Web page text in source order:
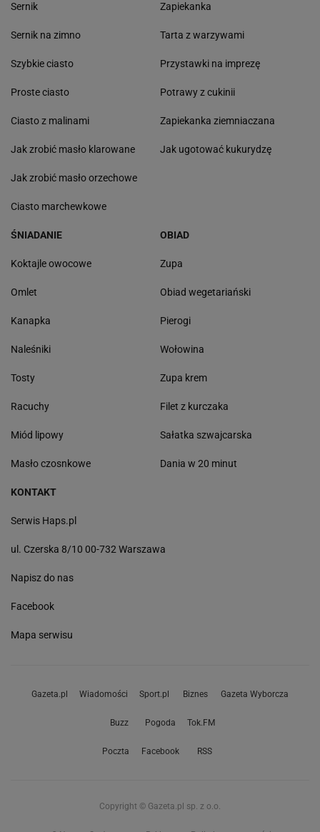
Sernik
Sernik na zimno
Szybkie ciasto
Proste ciasto
Ciasto z malinami
Jak zrobić masło klarowane
Jak zrobić masło orzechowe
Ciasto marchewkowe
Zapiekanka
Tarta z warzywami
Przystawki na imprezę
Potrawy z cukinii
Zapiekanka ziemniaczana
Jak ugotować kukurydzę
ŚNIADANIE
Koktajle owocowe
Omlet
Kanapka
Naleśniki
Tosty
Racuchy
Miód lipowy
Masło czosnkowe
OBIAD
Zupa
Obiad wegetariański
Pierogi
Wołowina
Zupa krem
Filet z kurczaka
Sałatka szwajcarska
Dania w 20 minut
KONTAKT
Serwis Haps.pl
ul. Czerska 8/10 00-732 Warszawa
Napisz do nas
Facebook
Mapa serwisu
Gazeta.pl Wiadomości Sport.pl Biznes Gazeta Wyborcza
Buzz Pogoda Tok.FM
Poczta Facebook RSS
Copyright © Gazeta.pl sp. z o.o.